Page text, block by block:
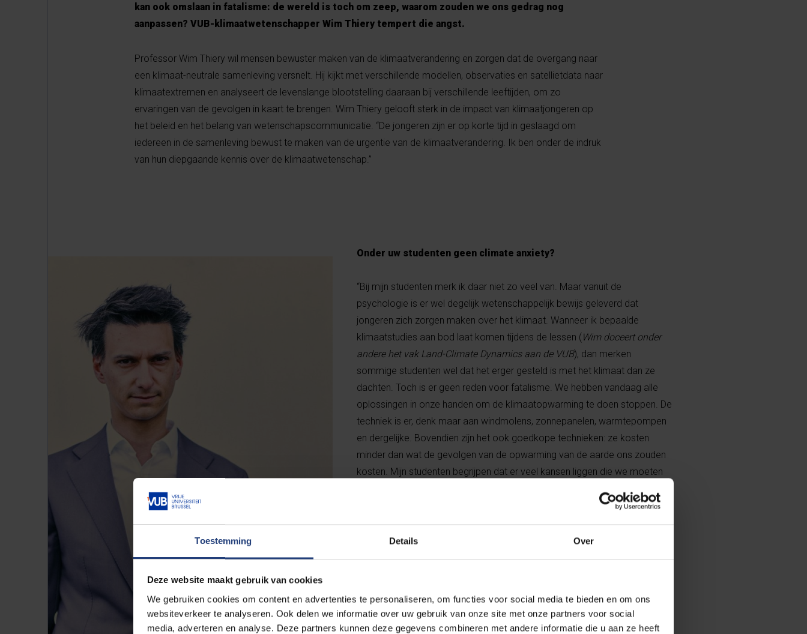
Toestemming Details Over
Deze website maakt gebruik van cookies
We gebruiken cookies om content en advertenties te personaliseren, om functies voor social media te bieden en om ons
websiteverkeer te analyseren. Ook delen we informatie over uw gebruik van onze site met onze partners voor social
media, adverteren en analyse. Deze partners kunnen deze gegevens combineren met andere informatie die u aan ze heeft
kan ook omslaan in fatalisme: de wereld is toch om zeep, waarom zouden we ons gedrag nog
aanpassen? VUB-klimaatwetenschapper Wim Thiery tempert die angst.
Professor Wim Thiery wil mensen bewuster maken van de klimaatverandering en zorgen dat de overgang naar
een klimaat-neutrale samenleving versnelt. Hij kijkt met verschillende modellen, observaties en satellietdata naar
klimaatextremen en analyseert de levenslange blootstelling daaraan bij verschillende leeftijden, om zo
ervaringen van de gevolgen in kaart te brengen. Wim Thiery gelooft sterk in de impact van klimaatjongeren op
het beleid en het belang van wetenschapscommunicatie. “De jongeren zijn er op korte tijd in geslaagd om
iedereen in de samenleving bewust te maken van de urgentie van de klimaatverandering. Ik ben onder de indruk
van hun diepgaande kennis over de klimaatwetenschap.”
Onder uw studenten geen climate anxiety?
“Bij mijn studenten merk ik daar niet zo veel van. Maar vanuit de
psychologie is er wel degelijk wetenschappelijk bewijs geleverd dat
jongeren zich zorgen maken over het klimaat. Wanneer ik bepaalde
klimaatstudies aan bod laat komen tijdens de lessen (Wim doceert onder
andere het vak Land-Climate Dynamics aan de VUB), dan merken
sommige studenten wel dat het erger gesteld is met het klimaat dan ze
dachten. Toch is er geen reden voor fatalisme. We hebben vandaag alle
oplossingen in onze handen om de klimaatopwarming te doen stoppen. De
techniek is er, denk maar aan windmolens, zonnepanelen, warmtepompen
en dergelijke. Bovendien zijn het ook goedkope technieken: ze kosten
minder dan wat de gevolgen van de opwarming van de aarde ons zouden
kosten. Mijn studenten begrijpen dat er veel kansen liggen die we moeten
van die risico’s niet even vlot verloopt. Want we moeten nu wel degelijk
kiezen. Ofwel gaan we die nieuwe klimaatvriendelijke technologieën
massaal uitrollen zodat we daar in de toekomst de vruchten van gaan